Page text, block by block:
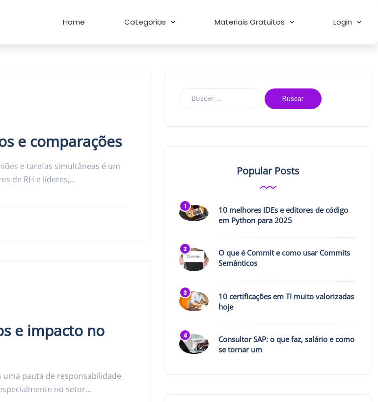
Home Categorias Materiais Gratuitos Login
e comparações
e tarefas simultâneas é um
de RH e líderes,…
e impacto no
pauta de responsabilidade
no setor…
Popular Posts
10 melhores IDEs e editores de código
em Python para 2025
O que é Commit e como usar Commits
Semânticos
10 certificações em TI muito valorizadas
hoje
Consultor SAP: o que faz, salário e como
se tornar um